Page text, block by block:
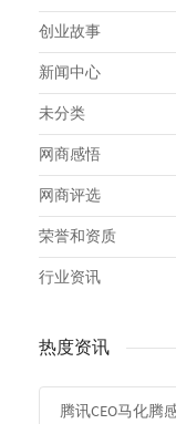
创业故事
新闻中心
未分类
网商感悟
网商评选
荣誉和资质
行业资讯
热度资讯